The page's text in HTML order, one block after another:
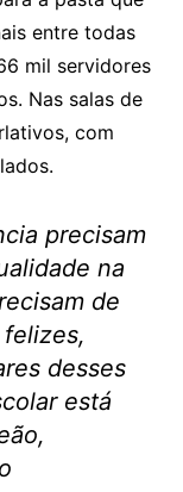
entre todas
mil servidores
Nas salas de
com
precisam
na
de
desses
está